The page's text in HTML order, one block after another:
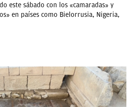
este sábado con los «camaradas» y
en países como Bielorrusia, Nigeria,